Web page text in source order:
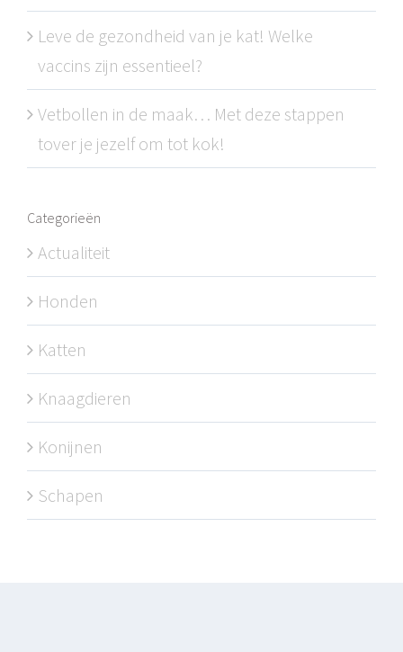
Leve de gezondheid van je kat! Welke
vaccins zijn essentieel?
Vetbollen in de maak… Met deze stappen
tover je jezelf om tot kok!
Categorieën
Actualiteit
Honden
Katten
Knaagdieren
Konijnen
Schapen